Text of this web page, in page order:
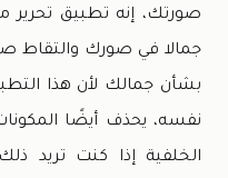
صورتك، إنه تطبيق تحرير
جمالا في صورك والتقاط
بشأن جمالك لأن هذا
نفسه، يحذف أيضًا
الخلفية إذا كنت تريد